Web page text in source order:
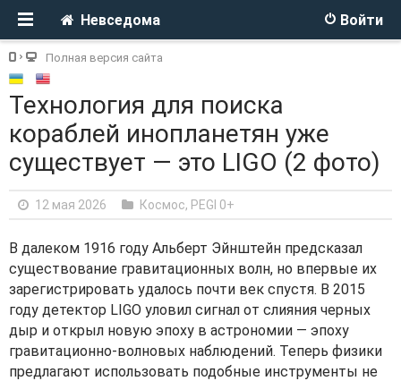
Войти
Невседома
Полная версия сайта
Технология для поиска
кораблей инопланетян уже
существует — это LIGO (2 фото)
12 мая 2026 Космос, PEGI 0+
В далеком 1916 году Альберт Эйнштейн предсказал
существование гравитационных волн, но впервые их
зарегистрировать удалось почти век спустя. В 2015
году детектор LIGO уловил сигнал от слияния черных
дыр и открыл новую эпоху в астрономии — эпоху
гравитационно-волновых наблюдений. Теперь физики
предлагают использовать подобные инструменты не